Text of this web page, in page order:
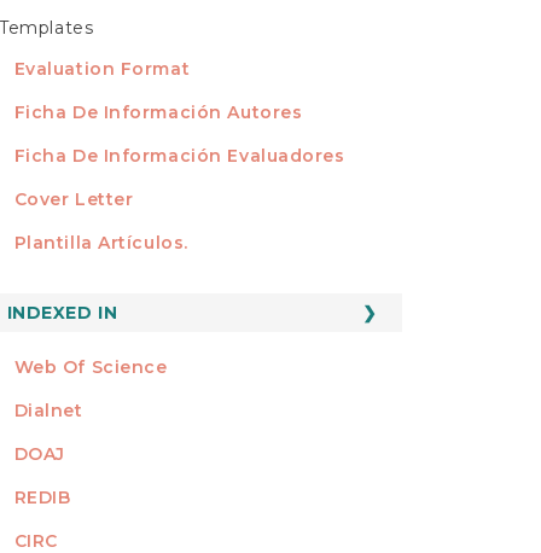
TEMPLATES
Evaluation Format
Ficha De Información Autores
Ficha De Información Evaluadores
Cover Letter
Plantilla Artículos.
INDEXED IN
Web Of Science
Dialnet
DOAJ
REDIB
CIRC